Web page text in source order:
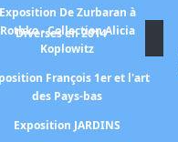
De Zurbaran à
Rothko - Collection Alicia
Koplowitz
François 1er et l'art
des Pays-bas
Exposition JARDINS
Diverses en 2014